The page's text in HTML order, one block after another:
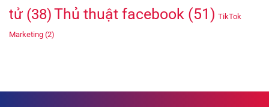
tử(38)Thủ thuật facebook (51) TikTok
Marketing (2)